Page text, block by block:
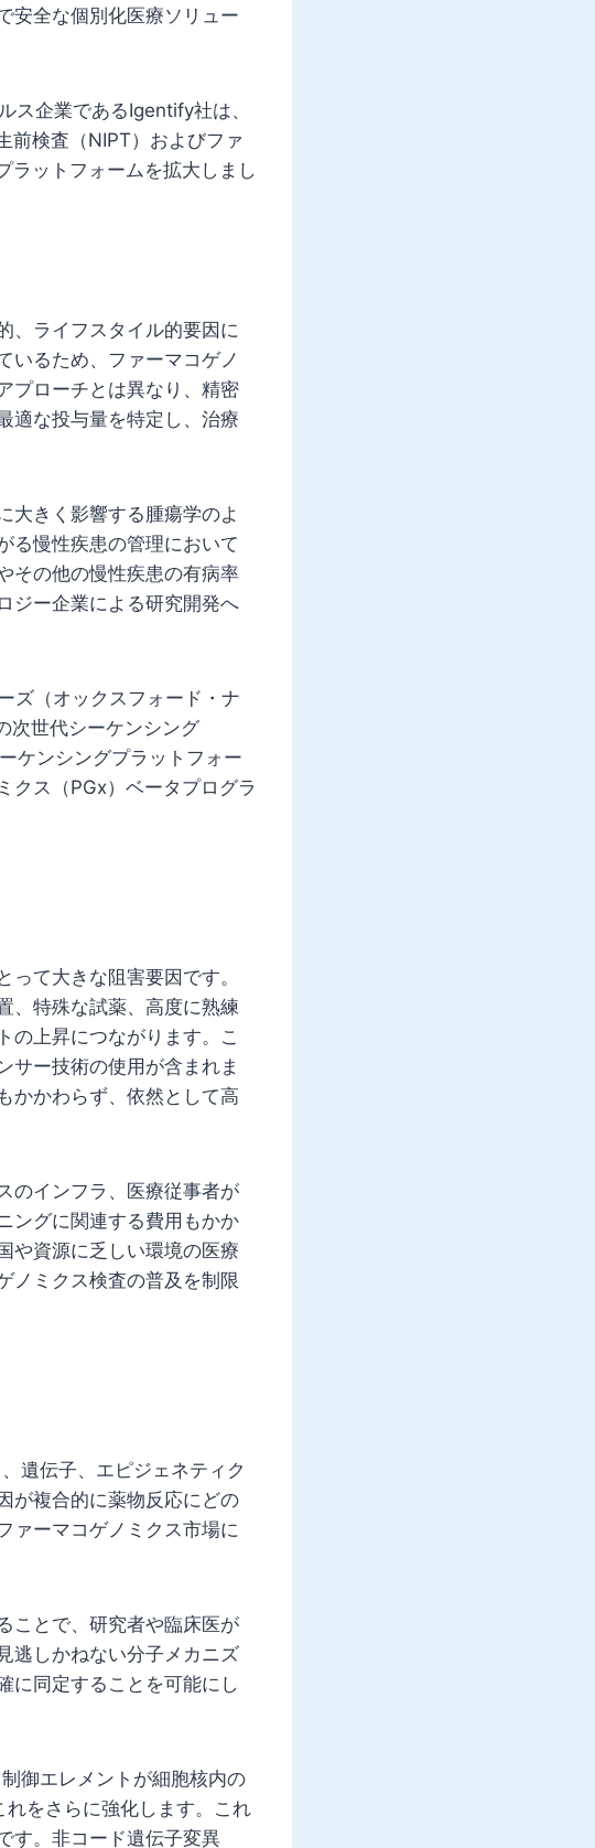
安全な個別化医療ソリュー
ス企業であるIgentify社は、
前検査（NIPT）およびファ
ラットフォームを拡大しまし
、ライフスタイル的要因に
いるため、ファーマコゲノ
プローチとは異なり、精密
適な投与量を特定し、治療
大きく影響する腫瘍学のよ
る慢性疾患の管理において
その他の慢性疾患の有病率
ジー企業による研究開発へ
ズ（オックスフォード・ナ
次世代シーケンシング
ケンシングプラットフォー
クス（PGx）ベータプログラ
て大きな阻害要因です。
、特殊な試薬、高度に熟練
の上昇につながります。こ
サー技術の使用が含まれま
かかわらず、依然として高
のインフラ、医療従事者が
ングに関連する費用もかか
や資源に乏しい環境の医療
ノミクス検査の普及を制限
遺伝子、エピジェネティク
が複合的に薬物反応にどの
ァーマコゲノミクス市場に
ことで、研究者や臨床医が
逃しかねない分子メカニズ
に同定することを可能にし
御エレメントが細胞核内の
をさらに強化します。これ
す。非コード遺伝子変異